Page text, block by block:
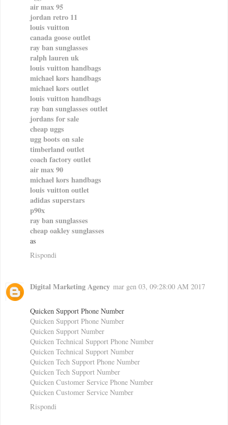
air max 95
jordan retro 11
louis vuitton
canada goose outlet
ray ban sunglasses
ralph lauren uk
louis vuitton handbags
michael kors handbags
michael kors outlet
louis vuitton handbags
ray ban sunglasses outlet
jordans for sale
cheap uggs
ugg boots on sale
timberland outlet
coach factory outlet
air max 90
michael kors handbags
louis vuitton outlet
adidas superstars
p90x
ray ban sunglasses
cheap oakley sunglasses
as
Rispondi
Digital Marketing Agency mar gen 03, 09:28:00 AM 2017
Quicken Support Phone Number
Quicken Support Phone Number
Quicken Support Number
Quicken Technical Support Phone Number
Quicken Technical Support Number
Quicken Tech Support Phone Number
Quicken Tech Support Number
Quicken Customer Service Phone Number
Quicken Customer Service Number
Rispondi